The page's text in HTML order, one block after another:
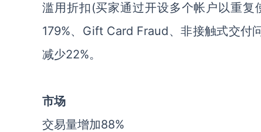
滥用折扣(买家通过开设多个帐户以重
179%、Gift Card Fraud、非接触式交
减少22%。
市场
交易量增加88%